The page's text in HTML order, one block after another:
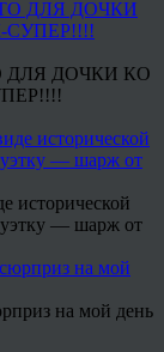
ДЛЯ ДОЧКИ КО
исторической
— шарж от
на мой день